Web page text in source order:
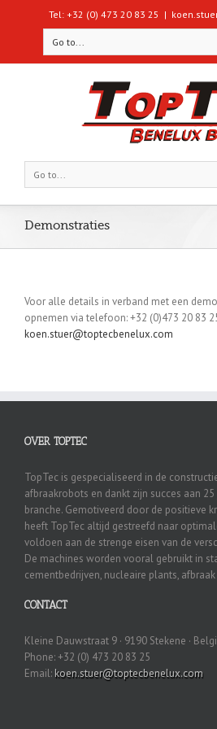
Tel: +32 (0) 473 20 83 25 |
Go to...
Go to...
Demonstraties
Voor alle details in verband met een
opnemen via telefoon: +32 (0)473 20 83
koen.stuer@toptecbenelux.com
OVER TOPTEC
TopTec is gespecialiseerd in de
afbraakrobots en dankt zijn succes aan
branche. Gemotiveerd door de positieve
heeft TopTec altijd gestreefd naar
voldoen aan de strenge eisen van de
De machines worden vooral gebruikt in
cementbedrijven, nucleaire plants,
CONTACT
Kleine Dauwstraat 9 · 9190 Stekene ·
Phone: +32 (0) 473 20 83 25
Email: koen.stuer@toptecbenelux.com